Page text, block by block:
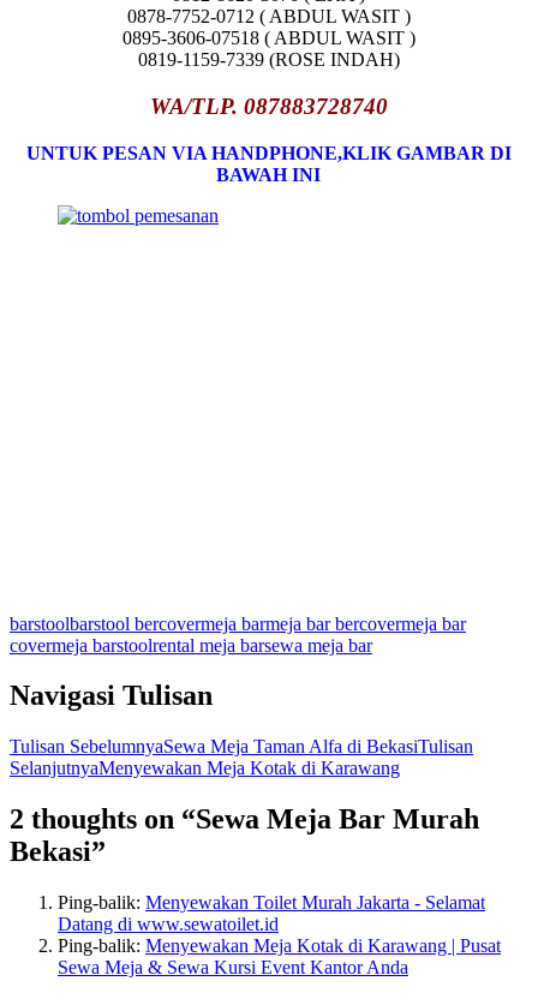
0878-7752-0712 ( ABDUL WASIT )
0895-3606-07518 ( ABDUL WASIT )
0819-1159-7339 (ROSE INDAH)
WA/TLP. 087883728740
UNTUK PESAN VIA HANDPHONE,KLIK GAMBAR DI
BAWAH INI
barstoolbarstool bercovermeja barmeja bar bercovermeja bar
covermeja barstoolrental meja barsewa meja bar
Navigasi Tulisan
Tulisan SebelumnyaSewa Meja Taman Alfa di BekasiTulisan
SelanjutnyaMenyewakan Meja Kotak di Karawang
2 thoughts on “Sewa Meja Bar Murah
Bekasi”
Ping-balik: Menyewakan Toilet Murah Jakarta - Selamat
Datang di www.sewatoilet.id
Ping-balik: Menyewakan Meja Kotak di Karawang | Pusat
Sewa Meja & Sewa Kursi Event Kantor Anda